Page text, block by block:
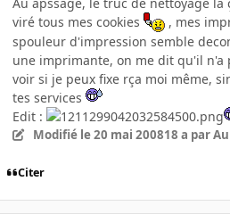
viré tous mes cookies
, mes
spouleur d'impression semble
une imprimante, on me dit qu'il n'a
voir si je peux fixe rça moi même,
tes services
Edit :
Modifié le 20 mai 200818 a par
Citer